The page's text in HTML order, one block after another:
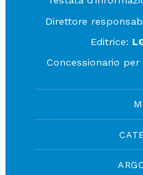
Direttore
Editrice:
Concessionario